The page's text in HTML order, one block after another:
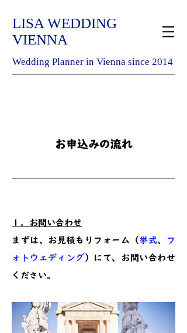
LISA WEDDING
VIENNA
Wedding Planner in Vienna since 2014
お申込みの流れ
１．お問い合わせ
まずは、お見積もりフォーム（ 挙式、
フ
ォトウェディング ）にて、お問い合わせ
ください。